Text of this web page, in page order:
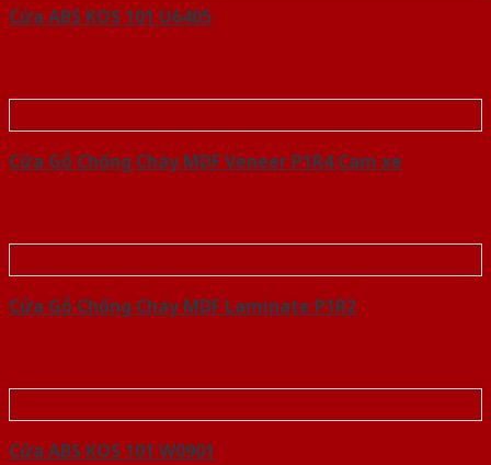
Cửa ABS KOS 101 U6405
Cửa Gỗ Chống Cháy MDF Veneer P1R4 Cam xe
Cửa Gỗ Chống Cháy MDF Laminate P1R2
Cửa ABS KOS 101 W0901